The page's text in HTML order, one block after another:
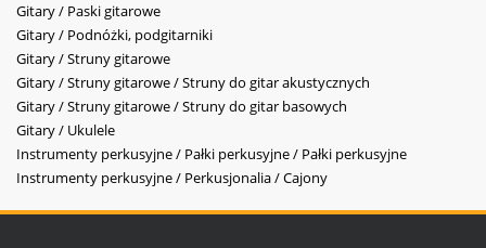
Gitary / Paski gitarowe
Gitary / Podnóżki, podgitarniki
Gitary / Struny gitarowe
Gitary / Struny gitarowe / Struny do gitar akustycznych
Gitary / Struny gitarowe / Struny do gitar basowych
Gitary / Ukulele
Instrumenty perkusyjne / Pałki perkusyjne / Pałki perkusyjne
Instrumenty perkusyjne / Perkusjonalia / Cajony